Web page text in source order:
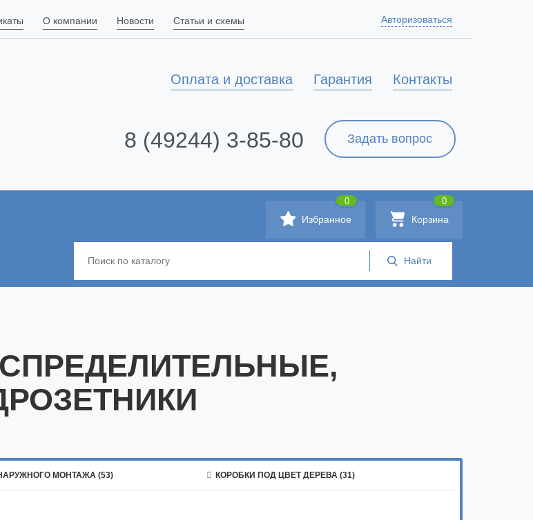
О компании Новости Статьи и схемы Авторизоваться
Контакты
Гарантия
Оплата и доставка
Задать вопрос
8 (49244) 3-85-80
Корзина
0
Избранное
0
МОНТАЖА (53)  КОРОБКИ ПОД ЦВЕТ ДЕРЕВА (31)